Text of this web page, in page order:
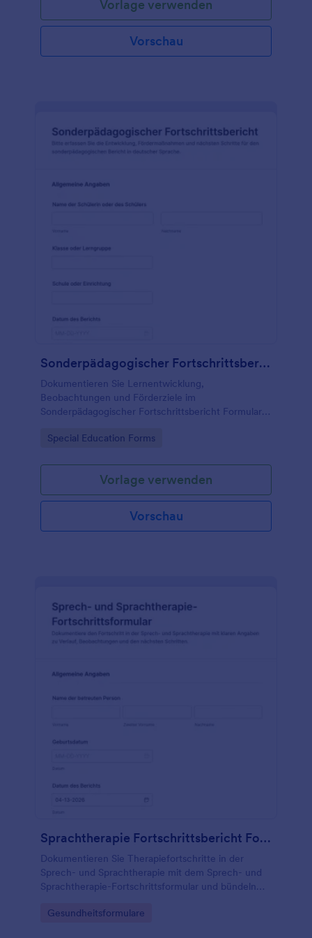
Vorlage verwenden
Vorschau
Sonderpädagogischer Fortschrittsbericht Fragebogen
Dokumentieren Sie Lernentwicklung,
Beobachtungen und Förderziele im
Sonderpädagogischer Fortschrittsbericht Formular
Förderzentren bei konsistenter Datenerfassung und
Go to Category:
Special Education Forms
Vorlage verwenden
Vorschau
Sprachtherapie Fortschrittsbericht Formular 🗣️📋
Dokumentieren Sie Therapiefortschritte in der
Sprech- und Sprachtherapie mit dem Sprech- und
Sprachtherapie-Fortschrittsformular und bündeln
in Jotform.
Go to Category:
Gesundheitsformulare